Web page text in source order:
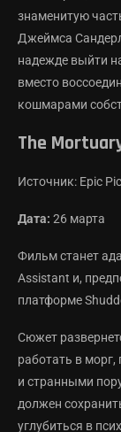
знаменитую
Джеймса
надежде выйти
вместо
кошмарами
The
Источник: Epic
Дата: 26 марта
Фильм станет
Assistant и,
платформе
Сюжет
работать в морг,
и странными
должен
углубиться в